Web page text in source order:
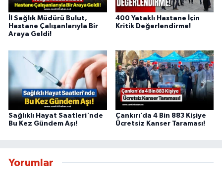
İl Sağlık Müdürü Bulut,
Hastane Çalışanlarıyla Bir
Araya Geldi!
400 Yataklı Hastane İçin
Kritik Değerlendirme!
Sağlıklı Hayat Saatleri'nde
Bu Kez Gündem Aşı!
Çankırı’da 4 Bin 883 Kişiye
Ücretsiz Kanser Taraması!
Yorumlar